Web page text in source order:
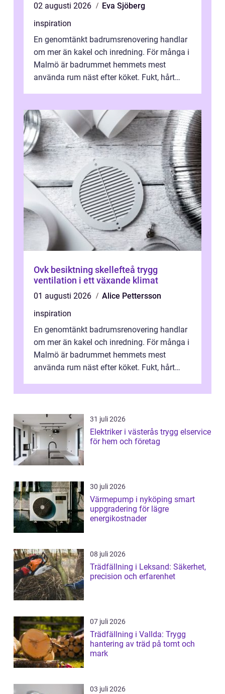
02 augusti 2026
Eva Sjöberg
inspiration
En genomtänkt badrumsrenovering handlar
om mer än kakel och inredning. För många i
Malmö är badrummet hemmets mest
använda rum näst efter köket. Fukt, hårt
Ovk besiktning skellefteå trygg
ventilation i ett växande klimat
01 augusti 2026
Alice Pettersson
inspiration
En genomtänkt badrumsrenovering handlar
om mer än kakel och inredning. För många i
Malmö är badrummet hemmets mest
använda rum näst efter köket. Fukt, hårt
...
31 juli 2026
Elektriker i västerås trygg elservice
för hem och företag
30 juli 2026
Värmepump i nyköping smart
uppgradering för lägre
energikostnader
08 juli 2026
Trädfällning i Leksand: Säkerhet,
precision och erfarenhet
07 juli 2026
Trädfällning i Vallda: Trygg
hantering av träd på tomt och
mark
03 juli 2026